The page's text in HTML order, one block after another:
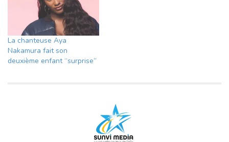
La chanteuse Aya
Nakamura fait son
deuxième enfant “surprise”